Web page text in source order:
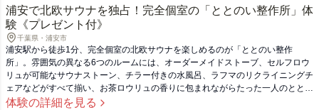
浦安で北欧サウナを独占！完全個室の「ととのい整作所」体
験《プレゼント付》
千葉県・浦安市
浦安駅から徒歩1分、完全個室の北欧サウナを楽しめるのが「ととのい整作
所」。雰囲気の異なる6つのルームには、オーダーメイドストーブ、セルフロウ
リュが可能なサウナストーン、チラー付きの水風呂、ラフマのリクライニングチ
ェアなどがすべて揃い、お茶ロウリュの香りに包まれながらたった一人のととの
い時間を堪能できます。温めドリンク「ヒートオンジンジャー」or「酒粕パッ
体験の詳細を見る